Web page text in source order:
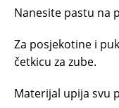
Nanesite pastu na
Za posjekotine i
četkicu za zube.
Materijal upija svu